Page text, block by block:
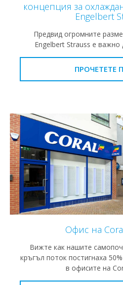
концепция за
Engelbert
Предвид огромните
Engelbert Strauss е важно
ПРОЧЕТЕТЕ
Офис на
Вижте как нашите
кръгъл поток постигнаха
в офисите на